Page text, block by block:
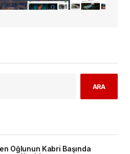
ARA
Oğlunun Kabri Başında